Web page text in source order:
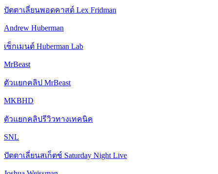
ปัตตาเลี่ยนพอดคาสต์ Lex Fridman
Andrew Huberman
เซ็กเมนต์ Huberman Lab
MrBeast
ตัวแยกคลิป MrBeast
MKBHD
ตัวแยกคลิปรีวิวทางเทคนิค
SNL
ปัตตาเลี่ยนสเก็ตช์ Saturday Night Live